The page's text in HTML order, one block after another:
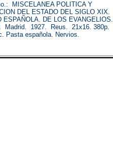
MISCELANEA POLITICA Y
DEL ESTADO DEL SIGLO XIX.
ESPAÑOLA. DE LOS EVANGELIOS.
Madrid. 1927. Reus. 21x16. 380p.
Pasta española. Nervios.